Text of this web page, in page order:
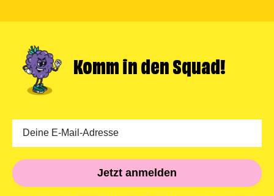
Komm in den Squad!
Jetzt anmelden